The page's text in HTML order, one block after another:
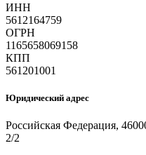
ИНН
5612164759
ОГРН
1165658069158
КПП
561201001
Юридический адрес
Российская Федерация,
2/2